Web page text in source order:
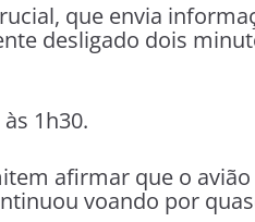
que envia
desligado dois
1h30.
afirmar que o
voando por